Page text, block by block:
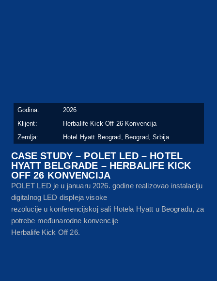
Godina:
2026
Klijent:
Herbalife Kick Off 26 Konvencija
Zemlja:
Hotel Hyatt Beograd, Beograd, Srbija
CASE STUDY – POLET LED – HOTEL
HYATT BELGRADE – HERBALIFE KICK
OFF 26 KONVENCIJA
POLET LED je u januaru 2026. godine realizovao instalaciju
digitalnog LED displeja visoke
rezolucije u konferencijskoj sali Hotela Hyatt u Beogradu, za
potrebe međunarodne konvencije
Herbalife Kick Off 26.